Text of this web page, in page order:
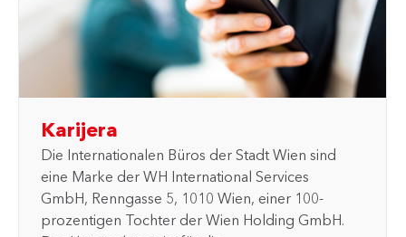
Karijera
Die Internationalen Büros der Stadt Wien sind
eine Marke der WH International Services
GmbH, Renngasse 5, 1010 Wien, einer 100-
prozentigen Tochter der Wien Holding GmbH.